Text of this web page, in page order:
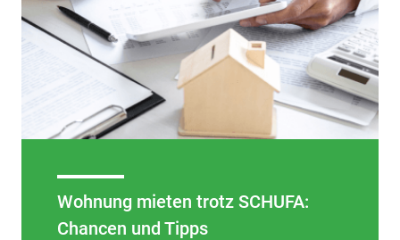
Wohnung mieten trotz SCHUFA:
Chancen und Tipps